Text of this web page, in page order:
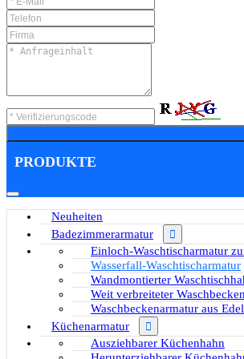
PRODUKTE
Neuheiten
Badezimmerarmatur
Einloch-Waschtischarmatur
Wasserfall-Waschtischarmatur
Wandmontierter
Weit verbreiteter
Waschbeckenarmatur aus
Küchenarmatur
Ausziehbarer Küchenhahn